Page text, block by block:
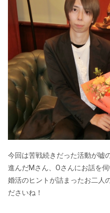
今回は苦戦続きだった活動が嘘
進んだMさん、Oさんにお話を伺
婚活のヒントが詰まったお二人
ださいね！